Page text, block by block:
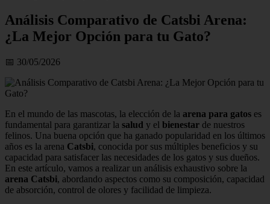
Análisis Comparativo de Catsbi Arena:
¿La Mejor Opción para tu Gato?
📅 30/05/2026
En el mundo de las mascotas, la elección de la arena para gatos es
fundamental para garantizar la salud y el bienestar de nuestros
felinos. Una buena opción que ha ganado popularidad en los últimos
años es la arena Catsbi, conocida por sus múltiples beneficios y su
capacidad para satisfacer las necesidades de los gatos y sus dueños.
En este artículo, vamos a realizar un análisis exhaustivo sobre la
arena Catsbi, abordando aspectos como su composición, capacidad
de absorción, control de olores y facilidad de limpieza.